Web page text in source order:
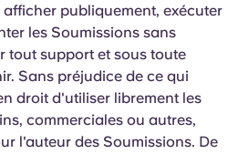
publiquement, exécuter
les Soumissions sans
tout support et sous toute
Sans préjudice de ce qui
droit d'utiliser librement les
commerciales ou autres,
l'auteur des Soumissions. De